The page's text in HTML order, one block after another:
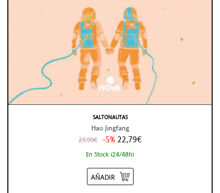
SALTONAUTAS
Hao Jingfang
23,99€ -5% 22,79€
En Stock (24/48h)
AÑADIR